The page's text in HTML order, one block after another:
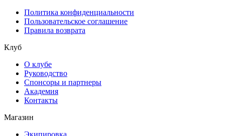
Политика конфиденциальности
Пользовательское соглашение
Правила возврата
Клуб
О клубе
Руководство
Спонсоры и партнеры
Академия
Контакты
Магазин
Экипировка